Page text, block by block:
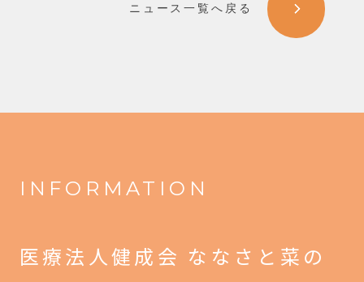
ニュース一覧へ戻る
INFORMATION
医療法人健成会 ななさと菜の